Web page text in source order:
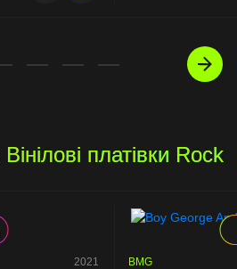
Вінілові платівки Rock
2021 BMG